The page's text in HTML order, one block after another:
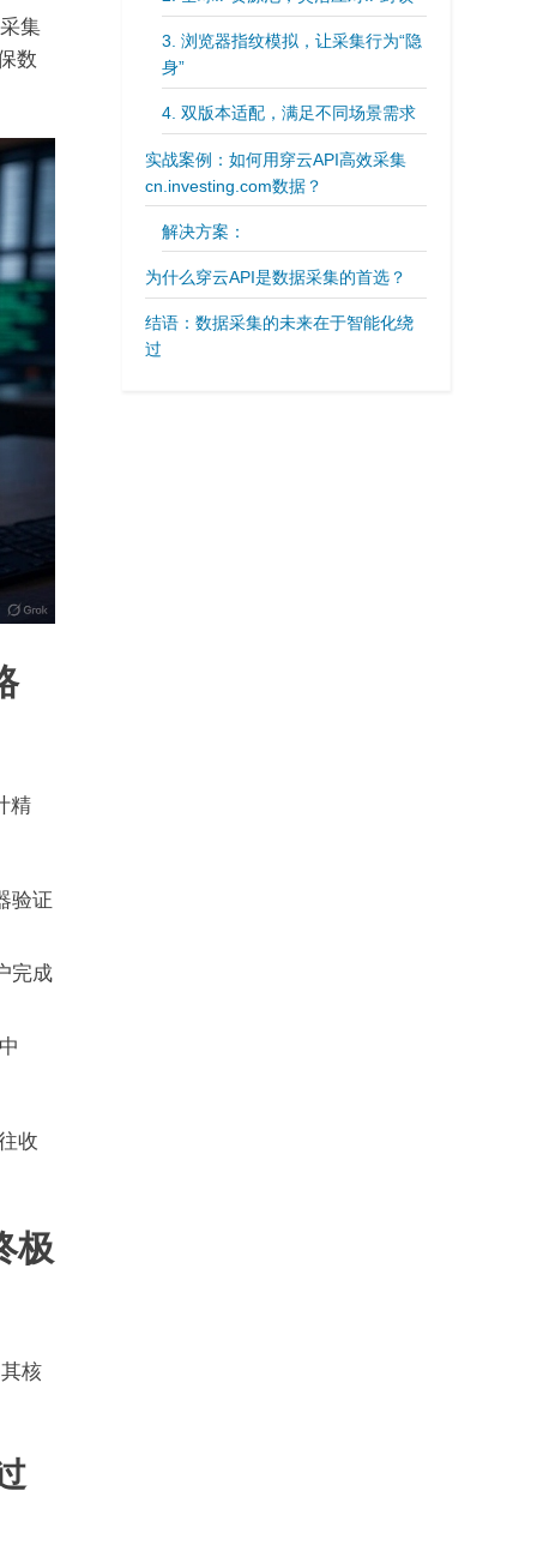
集
数
精
验证
完成
收
极
核
3. 浏览器指纹模拟，让采集行为“隐
身”
4. 双版本适配，满足不同场景需求
实战案例：如何用穿云API高效采集
cn.investing.com数据？
解决方案：
为什么穿云API是数据采集的首选？
结语：数据采集的未来在于智能化绕
过